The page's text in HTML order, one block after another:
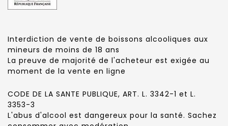
Interdiction de vente de boissons alcooliques aux
mineurs de moins de 18 ans
La preuve de majorité de l'acheteur est exigée au
moment de la vente en ligne
CODE DE LA SANTE PUBLIQUE, ART. L. 3342-1 et L.
3353-3
L'abus d'alcool est dangereux pour la santé. Sachez